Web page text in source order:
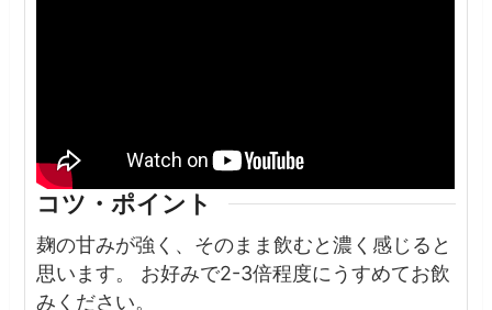
コツ・ポイント
麹の甘みが強く、そのまま飲むと濃く感じると
思います。
お好みで2-3倍程度にうすめてお飲
みください。